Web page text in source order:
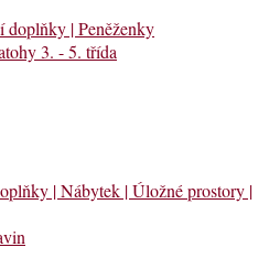
doplňky | Peněženky
3. - 5. třída
| Nábytek | Úložné prostory |